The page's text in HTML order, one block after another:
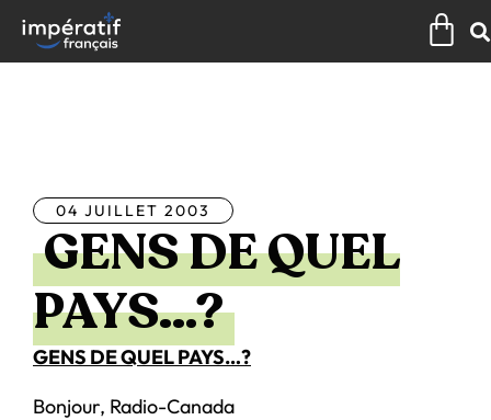
contenu
04 JUILLET 2003
GENS DE QUEL
PAYS…?
GENS DE QUEL PAYS…?
Bonjour, Radio-Canada